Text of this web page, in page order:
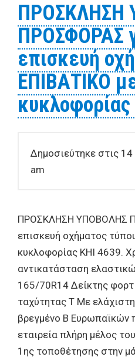
τύπου
ΚΗΙ 4648
ΠΡΟΣΚΛΗΣΗ
ΠΡΟΣΦΟΡΑΣ
επισκευή
ΕΠΙΒΑΤΙΚΟ
Δημοσιεύτηκε στις
am
ΠΡΟΣΚΛΗΣΗ ΥΠΟΒΟΛΗΣ
επισκευή οχήματος
κυκλοφορίας ΚΗΙ 4639.
αντικατάσταση
165/70R14 Δείκτης
ταχύτητας T Με
βρεγμένο Β Ευρωπαϊκών
εταιρεία πλήρη μέλος
1ης τοποθέτησης στην